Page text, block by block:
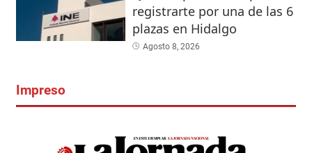
registrarte por una de las 6
plazas en Hidalgo
Agosto 8, 2026
Impreso